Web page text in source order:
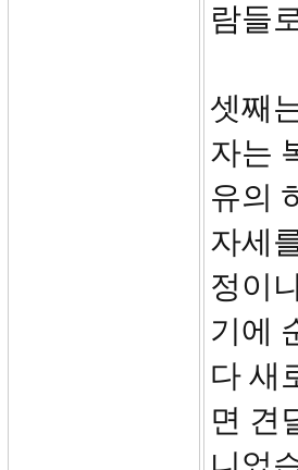
람들
셋째
자는
유의
자세
정이
기에
다 새
면 견